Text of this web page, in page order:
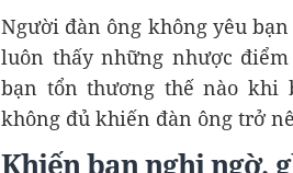
Người đàn ông không yêu
luôn thấy những nhược
bạn tổn thương thế nào khi
không đủ khiến đàn ông trở
Khiến bạn nghi ngờ,